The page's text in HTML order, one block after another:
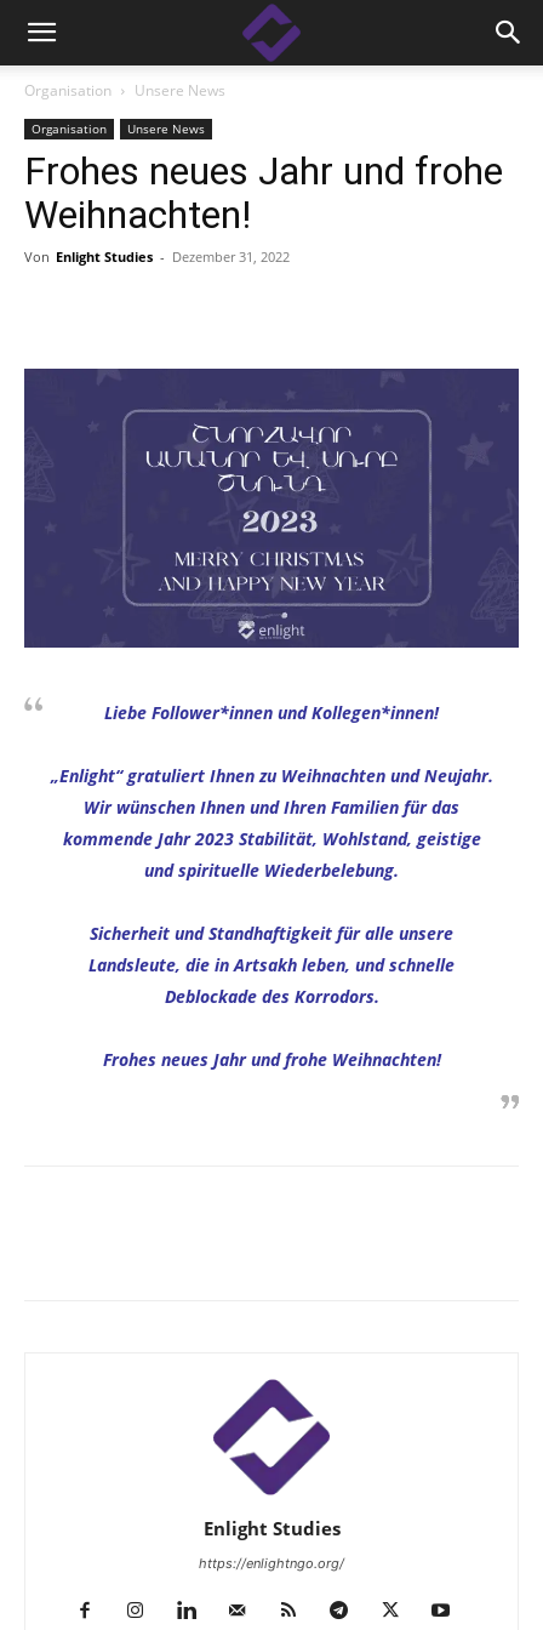
Organisation Unsere News
Organisation Unsere News
Frohes neues Jahr und frohe
Weihnachten!
Von Enlight Studies - Dezember 31, 2022
Liebe Follower*innen und Kollegen*innen!
„Enlight“ gratuliert Ihnen zu Weihnachten und Neujahr.
Wir wünschen Ihnen und Ihren Familien für das
kommende Jahr 2023 Stabilität, Wohlstand, geistige
und spirituelle Wiederbelebung.
Sicherheit und Standhaftigkeit für alle unsere
Landsleute, die in Artsakh leben, und schnelle
Deblockade des Korrodors.
Frohes neues Jahr und frohe Weihnachten!
Enlight Studies
https://enlightngo.org/